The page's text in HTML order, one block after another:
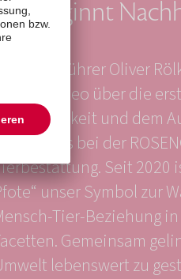
beginnt
Oliver
Video über die
und dem
bei der
Seit 2020
unser Symbol zur
Tier-Beziehung
Gemeinsam
lebenswert zu